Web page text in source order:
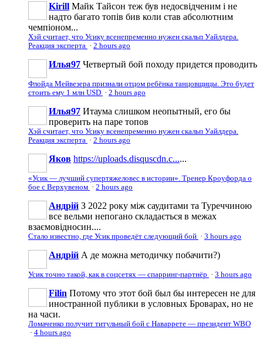
Kirill Майк Тайсон теж був недосвідченим і не
надто багато топів бив коли став абсолютним
чемпіоном...
Хэй считает, что Усику всенепременно нужен скальп Уайлдера.
Реакция эксперта · 2 hours ago
Илья97 Четвертый бой походу придется проводить
Флойда Мейвезера признали отцом ребёнка танцовщицы. Это будет
стоить ему 1 млн USD · 2 hours ago
Илья97 Итаума слишком неопытный, его бы
проверить на паре топов
Хэй считает, что Усику всенепременно нужен скальп Уайлдера.
Реакция эксперта · 2 hours ago
Яков https://uploads.disquscdn.c......
«Усик — лучший супертяжеловес в истории». Тренер Кроуфорда о
бое с Верхувеном · 2 hours ago
Андрій З 2022 року між саудитами та Туреччиною
все вельми непогано складається в межах
взаємовідносин....
Стало известно, где Усик проведёт следующий бой · 3 hours ago
Андрій А де можна методичку побачити?)
Усик точно такой, как в соцсетях — спарринг-партнёр · 3 hours ago
Filin Потому что этот бой был бы интересен не для
иностранной публики в условных Броварах, но не
на часи.
Ломаченко получит титульный бой с Наваррете — президент WBO
· 4 hours ago